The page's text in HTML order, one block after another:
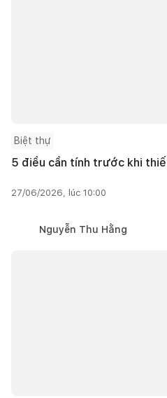
Biệt thự
5 điều cần tính trước khi
27/06/2026, lúc 10:00
Nguyễn Thu Hằng